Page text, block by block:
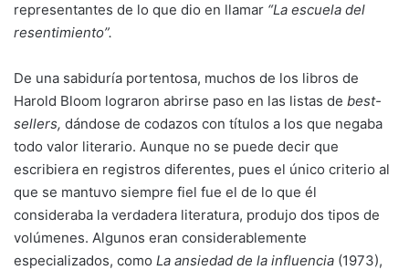
representantes de lo que dio en llamar “La escuela del
resentimiento”.
De una sabiduría portentosa, muchos de los libros de
Harold Bloom lograron abrirse paso en las listas de best-
sellers, dándose de codazos con títulos a los que negaba
todo valor literario. Aunque no se puede decir que
escribiera en registros diferentes, pues el único criterio al
que se mantuvo siempre fiel fue el de lo que él
consideraba la verdadera literatura, produjo dos tipos de
volúmenes. Algunos eran considerablemente
especializados, como La ansiedad de la influencia (1973),